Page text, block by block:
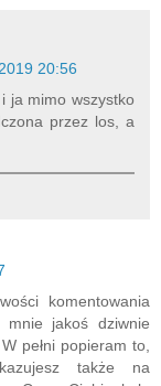
20:56
ja mimo wszystko
przez los, a
komentowania
jakoś dziwnie
pełni popieram to,
także na